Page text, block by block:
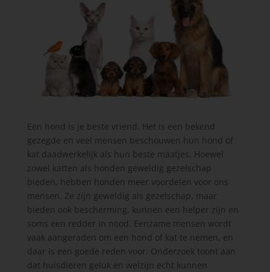
Een hond is je beste vriend. Het is een bekend
gezegde en veel mensen beschouwen hun hond of
kat daadwerkelijk als hun beste maatjes. Hoewel
zowel katten als honden geweldig gezelschap
bieden, hebben honden meer voordelen voor ons
mensen. Ze zijn geweldig als gezelschap, maar
bieden ook bescherming, kunnen een helper zijn en
soms een redder in nood. Eenzame mensen wordt
vaak aangeraden om een hond of kat te nemen, en
daar is een goede reden voor. Onderzoek toont aan
dat huisdieren geluk en welzijn echt kunnen